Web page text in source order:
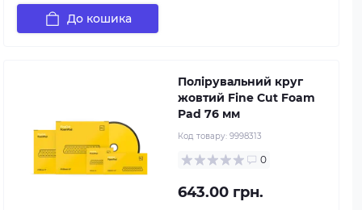
До кошика
Полірувальний круг
жовтий Fine Cut Foam
Pad 76 мм
Код товару: 9998313
0
643.00 грн.